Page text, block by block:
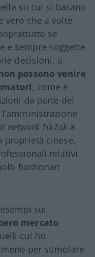
su cui si basano
vero che a volte
se
e sempre soggette
decisioni, a
possono venire
, come è
da parte del
network TikToka
proprietà cinese,
relativi
funzionari
sui
mercato
cui ho
per stimolare